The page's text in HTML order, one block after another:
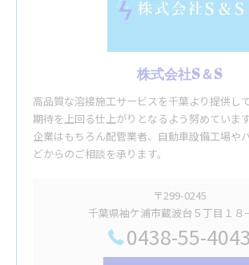
株式会社S＆S
高品質な溶接施工サービスを千葉より提供し
期待を上回る仕上がりとなるよう努めていま
企業はもちろん配管業者、自動車設備工場や
どからのご相談を承ります。
〒299-0245
千葉県袖ケ浦市蔵波台５丁目１８
0438-55-4043